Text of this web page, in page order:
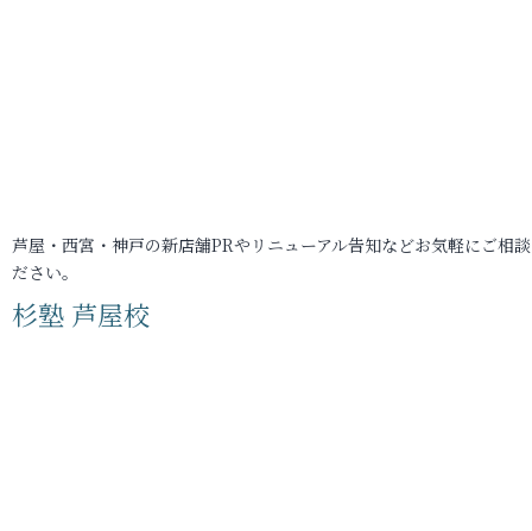
芦屋・西宮・神戸の新店舗PRやリニューアル告知などお気軽にご相
ださい。
杉塾 芦屋校